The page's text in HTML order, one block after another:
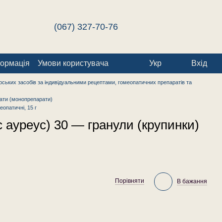
(067) 327-70-76
Умови користувача Укр Вхід
засобів за індивідуальними рецептами, гомеопатичних препаратів та
(монопрепарати)
15 г
30 — гранули (крупинки)
Порівняти В бажання